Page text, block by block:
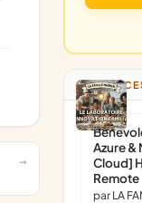
Azure
Cloud]
Remote
par LA